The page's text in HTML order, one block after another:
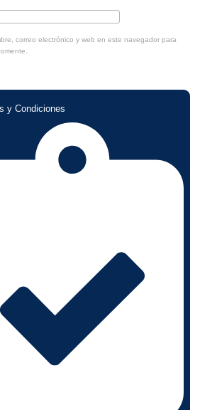
correo electrónico y web en este navegador para
y Condiciones